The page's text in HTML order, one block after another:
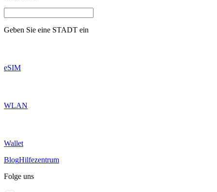
Geben Sie eine STADT ein
eSIM
WLAN
Wallet
BlogHilfezentrum
Folge uns